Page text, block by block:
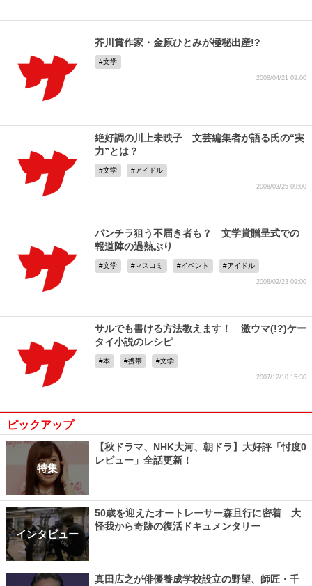
芥川賞作家・金原ひとみが極秘出産!?
文学
2008/04/21 09:00
絶好調の川上未映子 文芸編集者が語る氏の“実
力”とは？
文学 アイドル
2008/03/25 09:00
パンチラ狙う不届き者も？ 文学賞贈呈式での
報道陣の過熱ぶり
文学 マスコミ イベント アイドル
2008/02/23 09:00
サルでも書ける方法教えます！ 激ウマ(!?)ケー
タイ小説のレシピ
本 携帯 文学
2007/12/10 15:30
ピックアップ
特集
【秋ドラマ、NHK大河、朝ドラ】大好評「忖度0
レビュー」全話更新！
インタビュー
50歳を迎えたオートレーサー森且行に密着 大
怪我から奇跡の復活ドキュメンタリー
真田広之が俳優養成学校設立の野望、師匠・千